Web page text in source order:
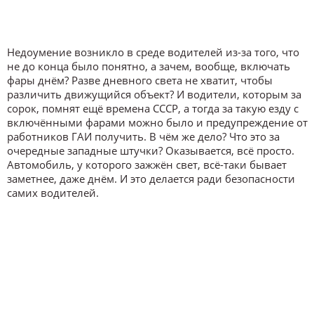
Недоумение возникло в среде водителей из-за того, что
не до конца было понятно, а зачем, вообще, включать
фары днём? Разве дневного света не хватит, чтобы
различить движущийся объект? И водители, которым за
сорок, помнят ещё времена СССР, а тогда за такую езду с
включёнными фарами можно было и предупреждение от
работников ГАИ получить. В чём же дело? Что это за
очередные западные штучки? Оказывается, всё просто.
Автомобиль, у которого зажжён свет, всё-таки бывает
заметнее, даже днём. И это делается ради безопасности
самих водителей.